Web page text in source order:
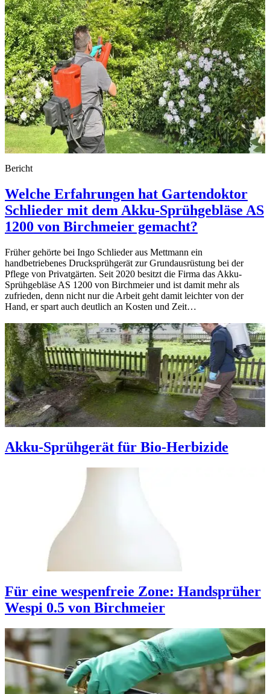
Bericht
Welche Erfahrungen hat Gartendoktor
Schlieder mit dem Akku-Sprühgebläse AS
1200 von Birchmeier gemacht?
Früher gehörte bei Ingo Schlieder aus Mettmann ein
handbetriebenes Drucksprühgerät zur Grundausrüstung bei der
Pflege von Privatgärten. Seit 2020 besitzt die Firma das Akku-
Sprühgebläse AS 1200 von Birchmeier und ist damit mehr als
zufrieden, denn nicht nur die Arbeit geht damit leichter von der
Hand, er spart auch deutlich an Kosten und Zeit…
Akku-Sprühgerät für Bio-Herbizide
Für eine wespenfreie Zone: Handsprüher
Wespi 0.5 von Birchmeier